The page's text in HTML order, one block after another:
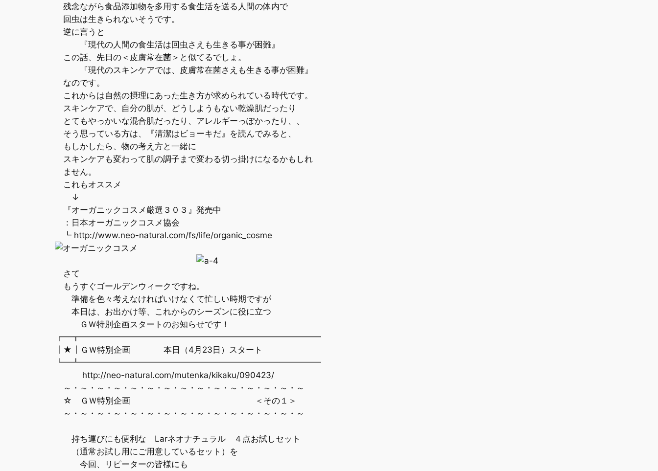
残念ながら食品添加物を多用する食生活を送る人間の体内で
回虫は生きられないそうです。
逆に言うと
『現代の人間の食生活は回虫さえも生きる事が困難』
この話、先日の＜皮膚常在菌＞と似てるでしょ。
『現代のスキンケアでは、皮膚常在菌さえも生きる事が困難』
なのです。
これからは自然の摂理にあった生き方が求められている時代です。
スキンケアで、自分の肌が、どうしようもない乾燥肌だったり
とてもやっかいな混合肌だったり、アレルギーっぽかったり、、
そう思っている方は、『清潔はビョーキだ』を読んでみると、
もしかしたら、物の考え方と一緒に
スキンケアも変わって肌の調子まで変わる切っ掛けになるかもしれ
ません。
これもオススメ
↓
『オーガニックコスメ厳選３０３』発売中
：日本オーガニックコスメ協会
┗ http://www.neo-natural.com/fs/life/organic_cosme
さて
もうすぐゴールデンウィークですね。
準備を色々考えなければいけなくて忙しい時期ですが
本日は、お出かけ等、これからのシーズンに役に立つ
ＧＷ特別企画スタートのお知らせです！
┏━┳━━━━━━━━━━━━━━━━━━━━━━━━━━━━━
┃★┃ＧＷ特別企画 本日（4月23日）スタート
┗━┻━━━━━━━━━━━━━━━━━━━━━━━━━━━━━
http://neo-natural.com/mutenka/kikaku/090423/
～・～・～・～・～・～・～・～・～・～・～・～・～・～・～
☆ ＧＷ特別企画 ＜その１＞
～・～・～・～・～・～・～・～・～・～・～・～・～・～・～
持ち運びにも便利な Larネオナチュラル ４点お試しセット
（通常お試し用にご用意しているセット）を
今回、リピーターの皆様にも